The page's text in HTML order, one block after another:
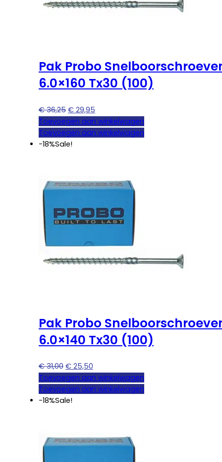
Pak Probo
6.0×160 Tx30 (100)
€36,25 Oorspronkelijke
prijs
was:
€ 36,25.
€ 29,95
prijs
is:
Toevoegen aan winkelwagen
Toevoegen aan winkelwagen
-18%Sale!
Pak Probo
6.0×140 Tx30 (100)
€31,00 Oorspronkelijke
prijs
was:
€ 31,00.
€ 25,50
prijs
is:
Toevoegen aan winkelwagen
Toevoegen aan winkelwagen
-18%Sale!